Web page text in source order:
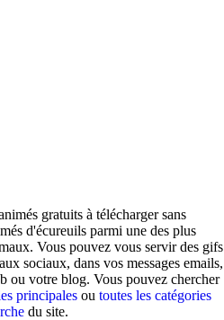
gratuits à télécharger sans
d'écureuils parmi une des plus
Vous pouvez vous servir des gifs
sociaux, dans vos messages emails,
ou votre blog. Vous pouvez chercher
principales ou toutes les catégories
du site.